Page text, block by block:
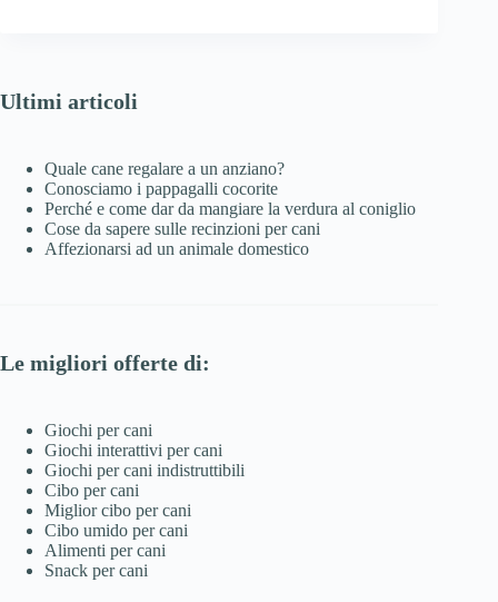
Ultimi articoli
Quale cane regalare a un anziano?
Conosciamo i pappagalli cocorite
Perché e come dar da mangiare la verdura al coniglio
Cose da sapere sulle recinzioni per cani
Affezionarsi ad un animale domestico
Le migliori offerte di:
Giochi per cani
Giochi interattivi per cani
Giochi per cani indistruttibili
Cibo per cani
Miglior cibo per cani
Cibo umido per cani
Alimenti per cani
Snack per cani